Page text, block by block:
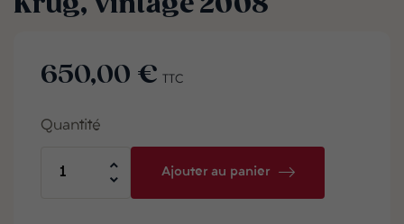
650,00 € TTC
Quantité
Ajouter au panier